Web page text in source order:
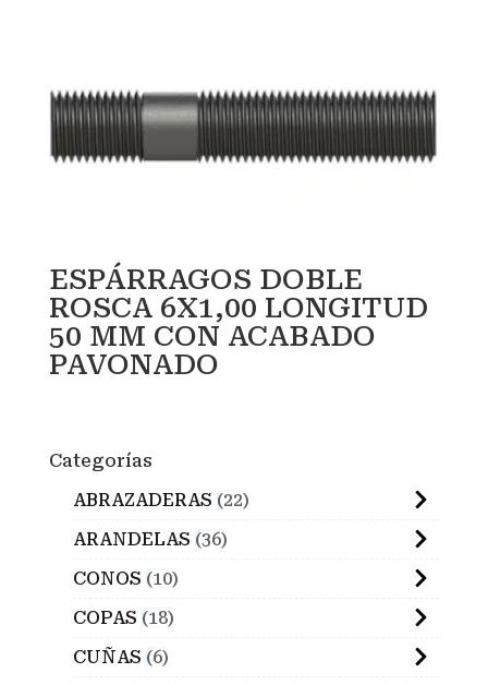
ESPÁRRAGOS DOBLE
ROSCA 6X1,00 LONGITUD
50 MM CON ACABADO
PAVONADO
Categorías
ABRAZADERAS 22
ARANDELAS 36
CONOS 10
COPAS 18
CUÑAS 6